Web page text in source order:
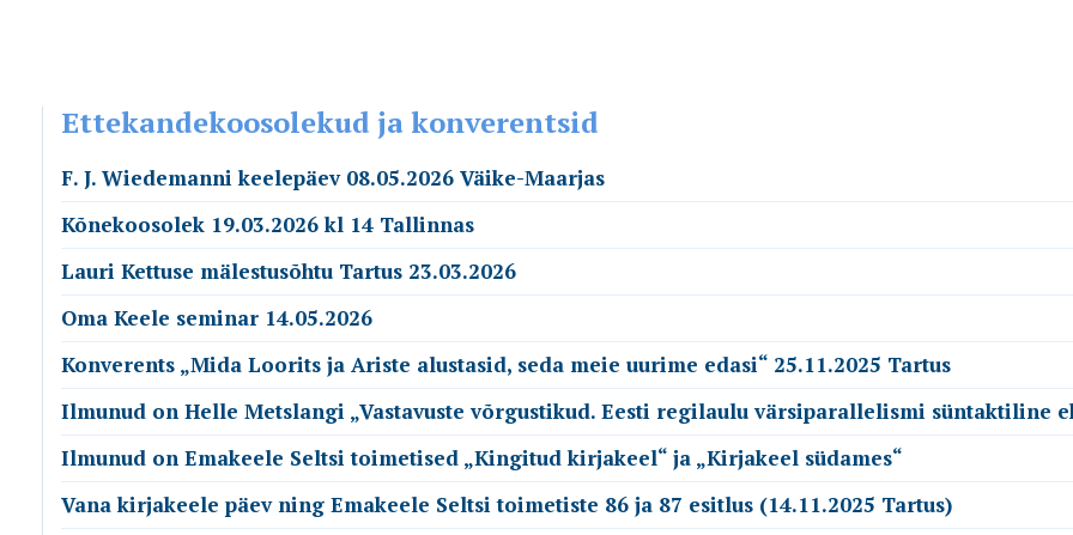
Ettekandekoosolekud ja konverentsid
F. J. Wiedemanni keelepäev 08.05.2026 Väike-Maarjas
Kõnekoosolek 19.03.2026 kl 14 Tallinnas
Lauri Kettuse mälestusõhtu Tartus 23.03.2026
Oma Keele seminar 14.05.2026
Konverents „Mida Loorits ja Ariste alustasid, seda meie uurime edasi“ 25.11.2025 Tartus
Ilmunud on Helle Metslangi „Vastavuste võrgustikud. Eesti regilaulu värsiparallelismi süntaktiline
Ilmunud on Emakeele Seltsi toimetised „Kingitud kirjakeel“ ja „Kirjakeel südames“
Vana kirjakeele päev ning Emakeele Seltsi toimetiste 86 ja 87 esitlus (14.11.2025 Tartus)